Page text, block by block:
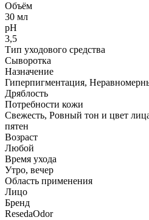
Объём
30 мл
рН
3,5
Тип уходового средства
Сыворотка
Назначение
Гиперпигментация,
Дряблость
Потребности кожи
Свежесть, Ровный тон и цвет
пятен
Возраст
Любой
Время ухода
Утро, вечер
Область применения
Лицо
Бренд
ResedaOdor